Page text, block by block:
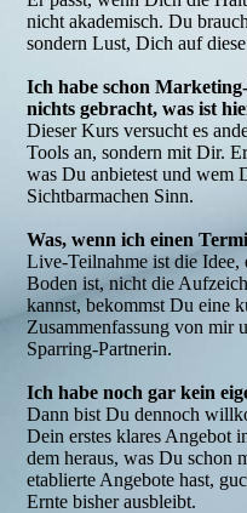
nicht akademisch. Du
sondern Lust, Dich auf
Ich habe schon
nichts gebracht, was ist
Dieser Kurs versucht es
Tools an, sondern mit Dir.
was Du anbietest und wem
Sichtbarmachen Sinn.
Was, wenn ich einen
Live-Teilnahme ist die
Boden ist, nicht die
kannst, bekommst Du eine
Zusammenfassung von mir
Sparring-Partnerin.
Ich habe noch gar kein
Dann bist Du dennoch
Dein erstes klares Angebot
dem heraus, was Du schon
etablierte Angebote hast,
Ernte bisher ausbleibt.